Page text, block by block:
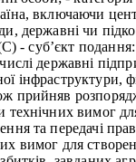
включаючи
державні чи
- суб’єкт
державні
інфраструктури,
прийняв
технічних вимог
та передачі
вимог для